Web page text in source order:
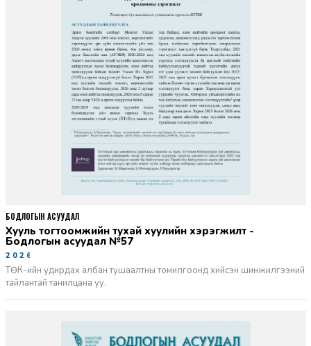
Хууль тогтоомжийн тухай хуулийн хэрэгжилт -
Бодлогын асуудал №57
2026-06-02
ТӨК-ийн удирдах албан тушаалтны томилгоонд хийсэн шинжилгээний
тайлантай танилцана уу.
БОДЛОГЫН АСУУДАЛ